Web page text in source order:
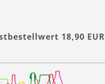
18,90 EUR